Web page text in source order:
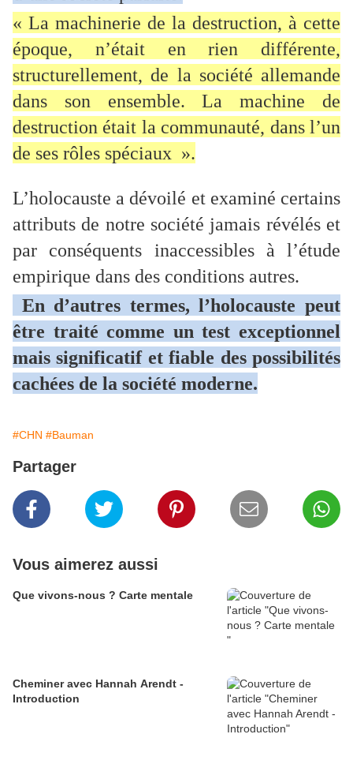
« La machinerie de la destruction, à cette
époque, n’était en rien différente,
structurellement, de la société allemande
dans son ensemble. La machine de
destruction était la communauté, dans l’un
de ses rôles spéciaux ».
L’holocauste a dévoilé et examiné certains
attributs de notre société jamais révélés et
par conséquents inaccessibles à l’étude
empirique dans des conditions autres.
En d’autres termes, l’holocauste peut
être traité comme un test exceptionnel
mais significatif et fiable des possibilités
cachées de la société moderne.
#CHN #Bauman
Partager
Vous aimerez aussi
Que vivons-nous ? Carte mentale
Cheminer avec Hannah Arendt -
Introduction